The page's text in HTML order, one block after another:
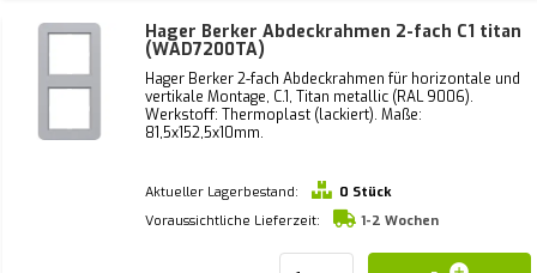
Hager Berker Abdeckrahmen 2-fach C1 titan
(WAD7200TA)
Hager Berker 2-fach Abdeckrahmen für horizontale und
vertikale Montage, C.1, Titan metallic (RAL 9006).
Werkstoff: Thermoplast (lackiert). Maße:
81,5x152,5x10mm.
Aktueller Lagerbestand:
0 Stück
Voraussichtliche Lieferzeit:
1-2 Wochen